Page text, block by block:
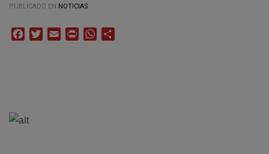
PUBLICADO EN NOTICIAS
FacebookTwitterEmail Print WhatsApp